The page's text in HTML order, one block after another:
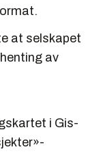
at selskapet
av
i Gis-